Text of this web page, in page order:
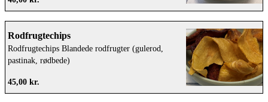
Rodfrugtechips
Rodfrugtechips Blandede rodfrugter (gulerod,
pastinak, rødbede)
45,00 kr.